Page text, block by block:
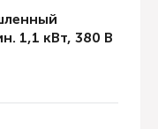
1,1 кВт, 380 В